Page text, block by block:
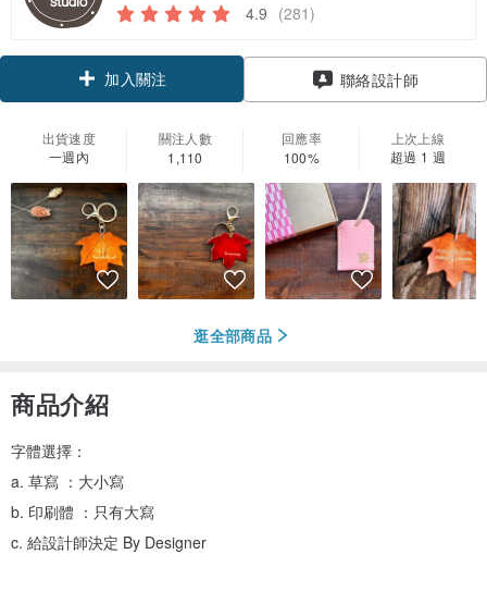
4.9 (281)
加入關注 聯絡設計師
出貨速度
一週內
關注人數
1,110
回應率
100%
上次上線
超過 1 週
逛全部商品
商品介紹
字體選擇：
a. 草寫 ：大小寫
b. 印刷體 ：只有大寫
c. 給設計師決定 By Designer